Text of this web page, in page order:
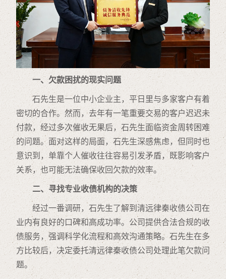
一、欠款困扰的现实问题
石先生是一位中小企业主，平日里与多家客户有着
密切的合作。然而，去年有一笔重要交易的客户迟迟未
付款，经过多次催收无果后，石先生面临资金周转困难
的问题。面对这样的局面，石先生深感焦虑，但同时也
意识到，单靠个人催收往往容易引发矛盾，既影响客户
关系，也可能无法确保收回欠款的效率。
二、寻找专业收债机构的决策
经过一番调研，石先生了解到清远律秦收债公司在
业内有良好的口碑和高成功率。公司提供合法合规的收
债服务，强调科学化流程和高效沟通策略。石先生在多
方比较后，决定委托清远律秦收债公司处理此笔欠款问
题。